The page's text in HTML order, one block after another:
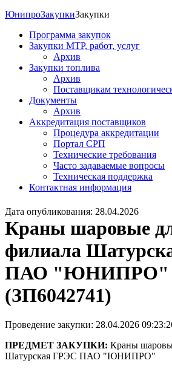
ЮнипроЗакупкиЗакупки
Программа закупок
Закупки МТР, работ, услуг
Архив
Закупки топлива
Архив
Поставщикам
Документы
Архив
Аккредитация поставщиков
Процедура аккредитации
Портал СРП
Технические требования
Часто задаваемые вопросы
Техническая поддержка
Контактная информация
Дата опубликования: 28.04.2026
Краны шаровые
филиала
ПАО "ЮНИПРО"
(ЗП6042741)
Проведение закупки: 28.04.2026
ПРЕДМЕТ ЗАКУПКИ: Краны
Шатурская ГРЭС ПАО "ЮНИПРО"